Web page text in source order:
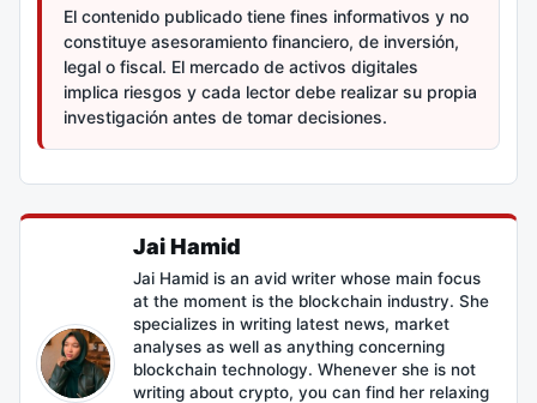
El contenido publicado tiene fines informativos y no
constituye asesoramiento financiero, de inversión,
legal o fiscal. El mercado de activos digitales
implica riesgos y cada lector debe realizar su propia
investigación antes de tomar decisiones.
Jai Hamid
Jai Hamid is an avid writer whose main focus
at the moment is the blockchain industry. She
specializes in writing latest news, market
analyses as well as anything concerning
blockchain technology. Whenever she is not
writing about crypto, you can find her relaxing